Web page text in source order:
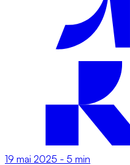
19 mai 2025 - 5 min